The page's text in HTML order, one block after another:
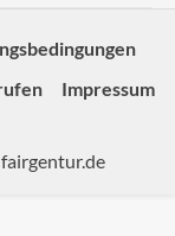
Impressum
fairgentur.de